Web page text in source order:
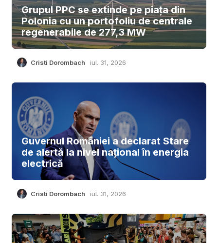
Grupul PPC se extinde pe piața din
Polonia cu un portofoliu de centrale
regenerabile de 277,3 MW
Cristi Dorombach iul. 31, 2026
Guvernul României a declarat Stare
de alertă la nivel național în energia
electrică
Cristi Dorombach iul. 31, 2026